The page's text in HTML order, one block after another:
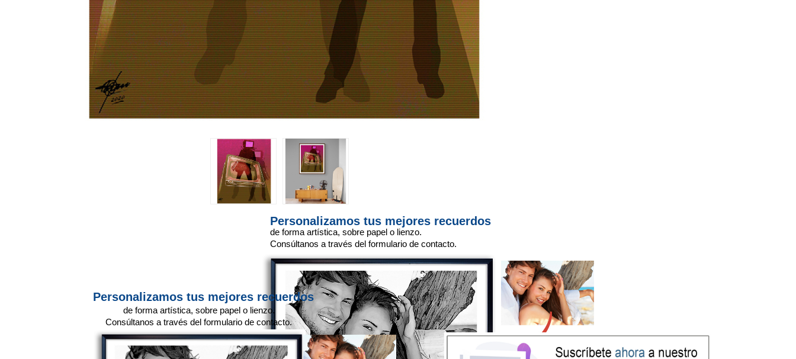
Personalizamos tus mejores recuerdos
de forma artística, sobre papel o lienzo.
Consúltanos a través del formulario de contacto.
Personalizamos tus mejores recuerdos
de forma artística, sobre papel o lienzo.
Consúltanos a través del formulario de contacto.